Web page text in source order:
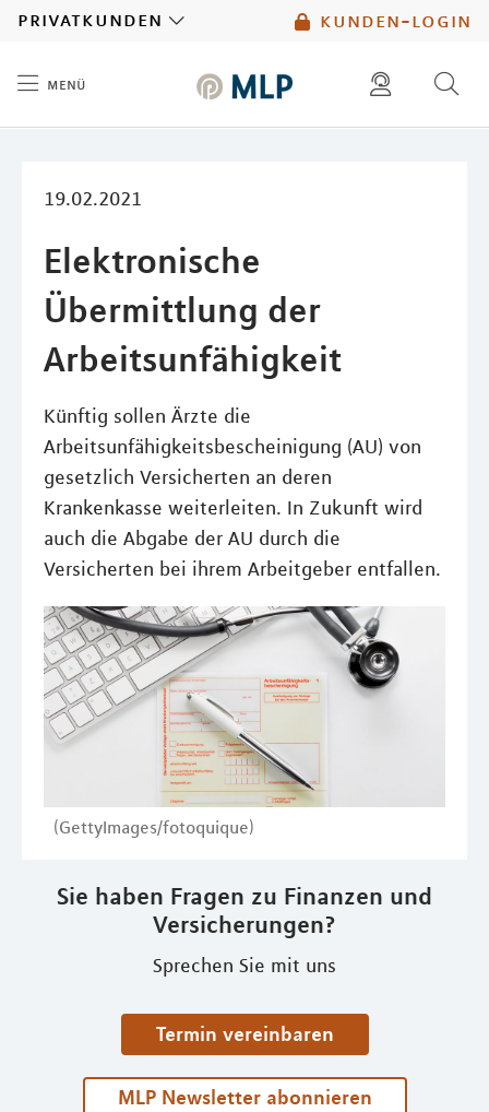
kunden-login
privatkunden
menü
19.02.2021
Elektronische
Übermittlung der
Arbeitsunfähigkeit
Künftig sollen Ärzte die
Arbeitsunfähigkeitsbescheinigung (AU) von
gesetzlich Versicherten an deren
Krankenkasse weiterleiten. In Zukunft wird
auch die Abgabe der AU durch die
Versicherten bei ihrem Arbeitgeber entfallen.
(GettyImages/fotoquique)
Sie haben Fragen zu Finanzen und
Versicherungen?
Sprechen Sie mit uns
Termin vereinbaren
MLP Newsletter abonnieren